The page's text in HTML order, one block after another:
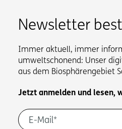
Newsletter
Immer aktuell, immer
umweltschonend: Unser
aus dem Biosphärengebiet
Jetzt anmelden und lesen,